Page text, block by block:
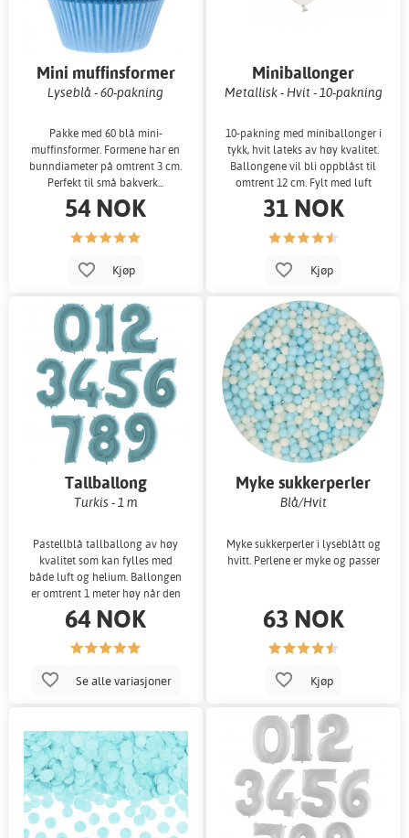
Mini muffinsformer
Lyseblå - 60-pakning
Pakke med 60 blå mini-
muffinsformer. Formene har en
bunndiameter på omtrent 3 cm.
Perfekt til små bakverk...
54 NOK
Kjøp
Miniballonger
Metallisk - Hvit - 10-pakning
10-pakning med miniballonger i
tykk, hvit lateks av høy kvalitet.
Ballongene vil bli oppblåst til
omtrent 12 cm. Fylt med luft
31 NOK
Kjøp
Tallballong
Turkis - 1 m
Pastellblå tallballong av høy
kvalitet som kan fylles med
både luft og helium. Ballongen
er omtrent 1 meter høy når den
er oppb
64 NOK
Se alle variasjoner
Myke sukkerperler
Blå/Hvit
Myke sukkerperler i lyseblått og
hvitt. Perlene er myke og passer
63 NOK
Kjøp